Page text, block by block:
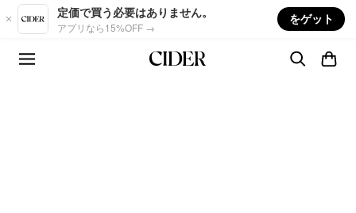
Skip to main content
定価で買う必要はありません。
アプリなら15%OFF →
をゲット